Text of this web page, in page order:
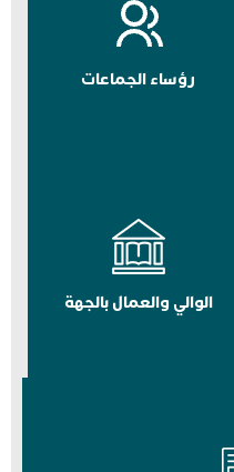
رؤساء الجماعات
الوالي والعمال بالجهة